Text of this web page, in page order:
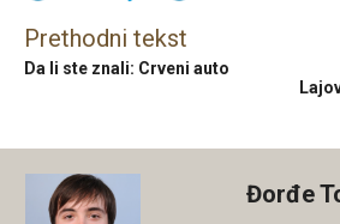
Prethodni tekst
Da li ste znali: Crveni auto
Đorđe